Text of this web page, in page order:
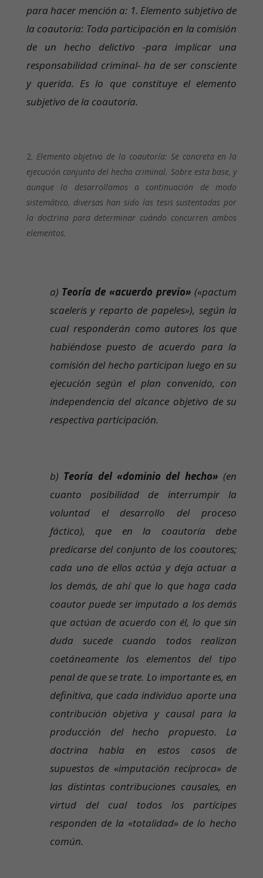
para hacer mención a: 1. Elemento subjetivo de
la coautoría: Toda participación en la comisión
de un hecho delictivo -para implicar una
responsabilidad criminal- ha de ser consciente
y querida. Es lo que constituye el elemento
subjetivo de la coautoría.
Elemento objetivo de la coautoría: Se concreta en la
ejecución conjunta del hecho criminal. Sobre esta base, y
aunque lo desarrollamos a continuación de modo
sistemático, diversas han sido las tesis sustentadas por
la doctrina para determinar cuándo concurren ambos
elementos.
a) Teoría de «acuerdo previo» («pactum
scaeleris y reparto de papeles»), según la
cual responderán como autores los que
habiéndose puesto de acuerdo para la
comisión del hecho participan luego en su
ejecución según el plan convenido, con
independencia del alcance objetivo de su
respectiva participación.
b) Teoría del «dominio del hecho» (en
cuanto posibilidad de interrumpir la
voluntad el desarrollo del proceso
fáctico), que en la coautoría debe
predicarse del conjunto de los coautores;
cada uno de ellos actúa y deja actuar a
los demás, de ahí que lo que haga cada
coautor puede ser imputado a los demás
que actúan de acuerdo con él, lo que sin
duda sucede cuando todos realizan
coetáneamente los elementos del tipo
penal de que se trate. Lo importante es, en
definitiva, que cada individuo aporte una
contribución objetiva y causal para la
producción del hecho propuesto. La
doctrina habla en estos casos de
supuestos de «imputación recíproca» de
las distintas contribuciones causales, en
virtud del cual todos los partícipes
responden de la «totalidad» de lo hecho
común.